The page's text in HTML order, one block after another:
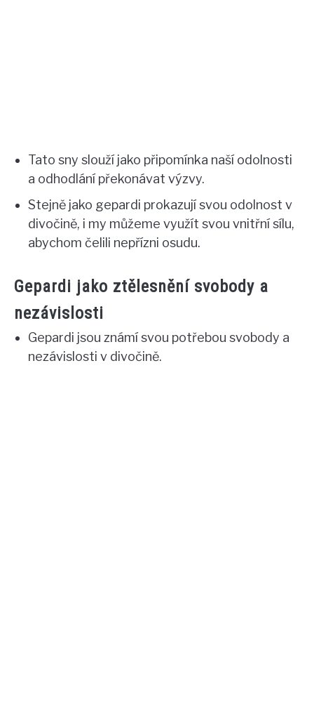
Tato sny slouží jako připomínka naší odolnosti
a odhodlání překonávat výzvy.
Stejně jako gepardi prokazují svou odolnost v
divočině, i my můžeme využít svou vnitřní sílu,
abychom čelili nepřízni osudu.
Gepardi jako ztělesnění svobody a
nezávislosti
Gepardi jsou známí svou potřebou svobody a
nezávislosti v divočině.